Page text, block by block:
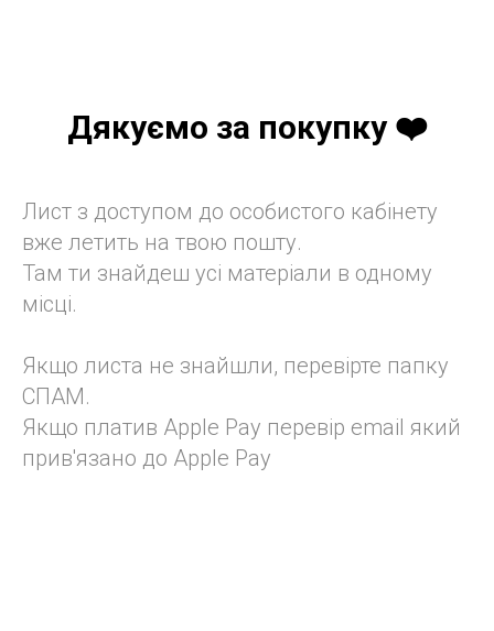
Дякуємо за покупку ❤️
Лист з доступом до особистого кабінету
вже летить на твою пошту.
Там ти знайдеш усі матеріали в одному
місці.
Якщо листа не знайшли, перевірте папку
СПАМ.
Якщо платив Apple Pay перевір email який
прив'язано до Apple Pay